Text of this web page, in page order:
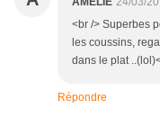
<br /> Superbes
les coussins,
dans le plat
Répondre